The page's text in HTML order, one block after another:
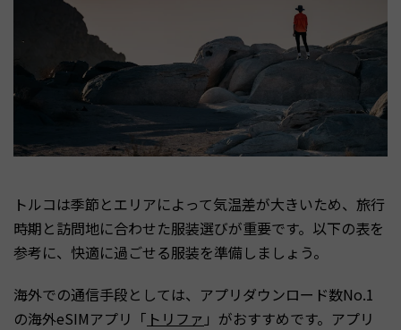
トルコは季節とエリアによって気温差が大きいため、旅行
時期と訪問地に合わせた服装選びが重要です。以下の表を
参考に、快適に過ごせる服装を準備しましょう。
海外での通信手段としては、アプリダウンロード数No.1
の海外eSIMアプリ「 トリファ 」がおすすめです。アプリ